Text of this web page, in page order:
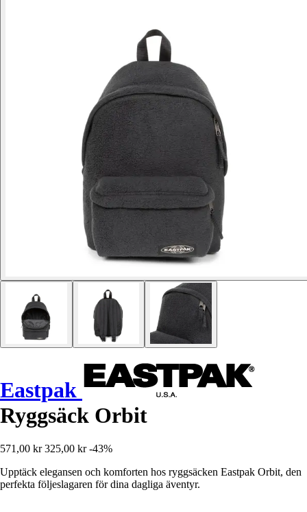
Eastpak
Ryggsäck Orbit
571,00 kr 325,00 kr -43%
Upptäck elegansen och komforten hos ryggsäcken Eastpak Orbit, den
perfekta följeslagaren för dina dagliga äventyr.